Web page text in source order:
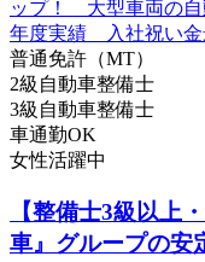
普通免許（MT）
2級自動車整備士
3級自動車整備士
車通勤OK
女性活躍中
【整備士3級以上
車』グループの安